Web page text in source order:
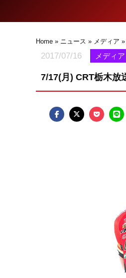
Home » ニュース » メディア
2017/07/16 メディア
7/17(月) CRT栃木放